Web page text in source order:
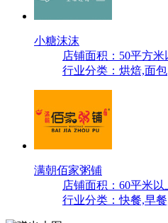
小糖沫沫
店铺面积：50平方米
行业分类：烘焙,面包
满朝佰家粥铺
店铺面积：60平米以
行业分类：快餐,早